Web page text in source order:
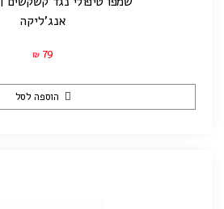
אנג'ליקה
₪ 79
הוספה לסל